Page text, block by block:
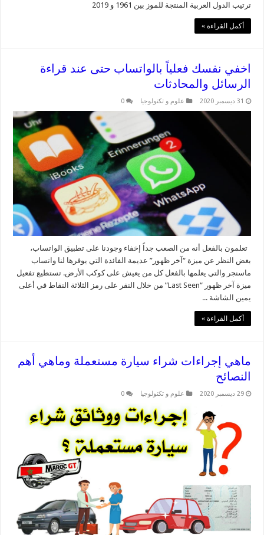
ترتيب الدول العربية المنتجة للموز بين 1961 و 2019
أكمل القراءة »
اخفي نفسك فعلياً بالواتساب حتى عند قراءة
الرسائل والمحادثات
31 ديسمبر 2020 علوم و تكنولوجيا 0
تعلمون بالفعل أنه من الصعب جداً إخفاء وجودنا على تطبيق الواتساب،
بغض النظر عن ميزة “آخر ظهور” عديمة الفائدة التي يوفرها لنا واتساب
ماسنجر والتي يعلمها بالفعل كل من يعيش على كوكب الأرض. تستطيع تفعيل
ميزة آخر ظهور “Last Seen” من خلال النقر على رمز الثلاثة النقاط في أعلى
يمين الشاشة ...
أكمل القراءة »
ماهي إجراءات شراء سيارة مستعملة وماهي أهم
النصائح
29 ديسمبر 2020 علوم و تكنولوجيا 0